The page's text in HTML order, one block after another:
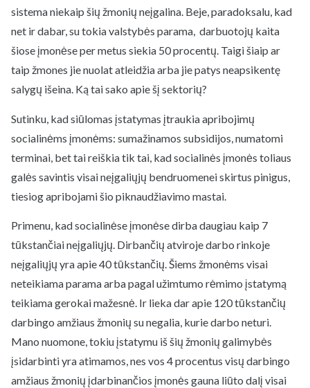
sistema niekaip šių žmonių neįgalina. Beje, paradoksalu, kad
net ir dabar, su tokia valstybės parama, darbuotojų kaita
šiose įmonėse per metus siekia 50 procentų. Taigi šiaip ar
taip žmones jie nuolat atleidžia arba jie patys neapsikentę
salygų išeina. Ką tai sako apie šį sektorių?
Sutinku, kad siūlomas įstatymas įtraukia apribojimų
socialinėms įmonėms: sumažinamos subsidijos, numatomi
terminai, bet tai reiškia tik tai, kad socialinės įmonės toliaus
galės savintis visai neįgaliųjų bendruomenei skirtus pinigus,
tiesiog apribojami šio piknaudžiavimo mastai.
Primenu, kad socialinėse įmonėse dirba daugiau kaip 7
tūkstančiai neįgaliųjų. Dirbančių atviroje darbo rinkoje
neįgaliųjų yra apie 40 tūkstančių. Šiems žmonėms visai
neteikiama parama arba pagal užimtumo rėmimo įstatymą
teikiama gerokai mažesnė. Ir lieka dar apie 120 tūkstančių
darbingo amžiaus žmonių su negalia, kurie darbo neturi.
Mano nuomone, tokiu įstatymu iš šių žmonių galimybės
įsidarbinti yra atimamos, nes vos 4 procentus visų darbingo
amžiaus žmonių įdarbinančios įmonės gauna liūto dalį visai